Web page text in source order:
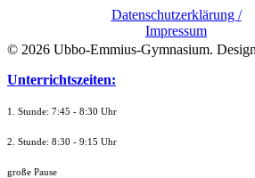
Datenschutzerklärung /
Impressum
© 2026 Ubbo-Emmius-Gymnasium.
Unterrichtszeiten:
1. Stunde: 7:45 - 8:30 Uhr
2. Stunde: 8:30 - 9:15 Uhr
große Pause